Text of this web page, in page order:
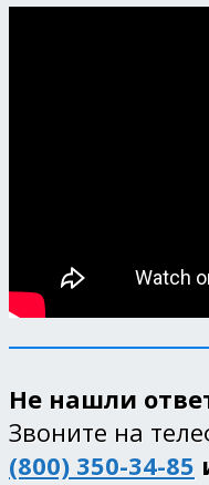
Не нашли
Звоните на
(800) 350-34-85